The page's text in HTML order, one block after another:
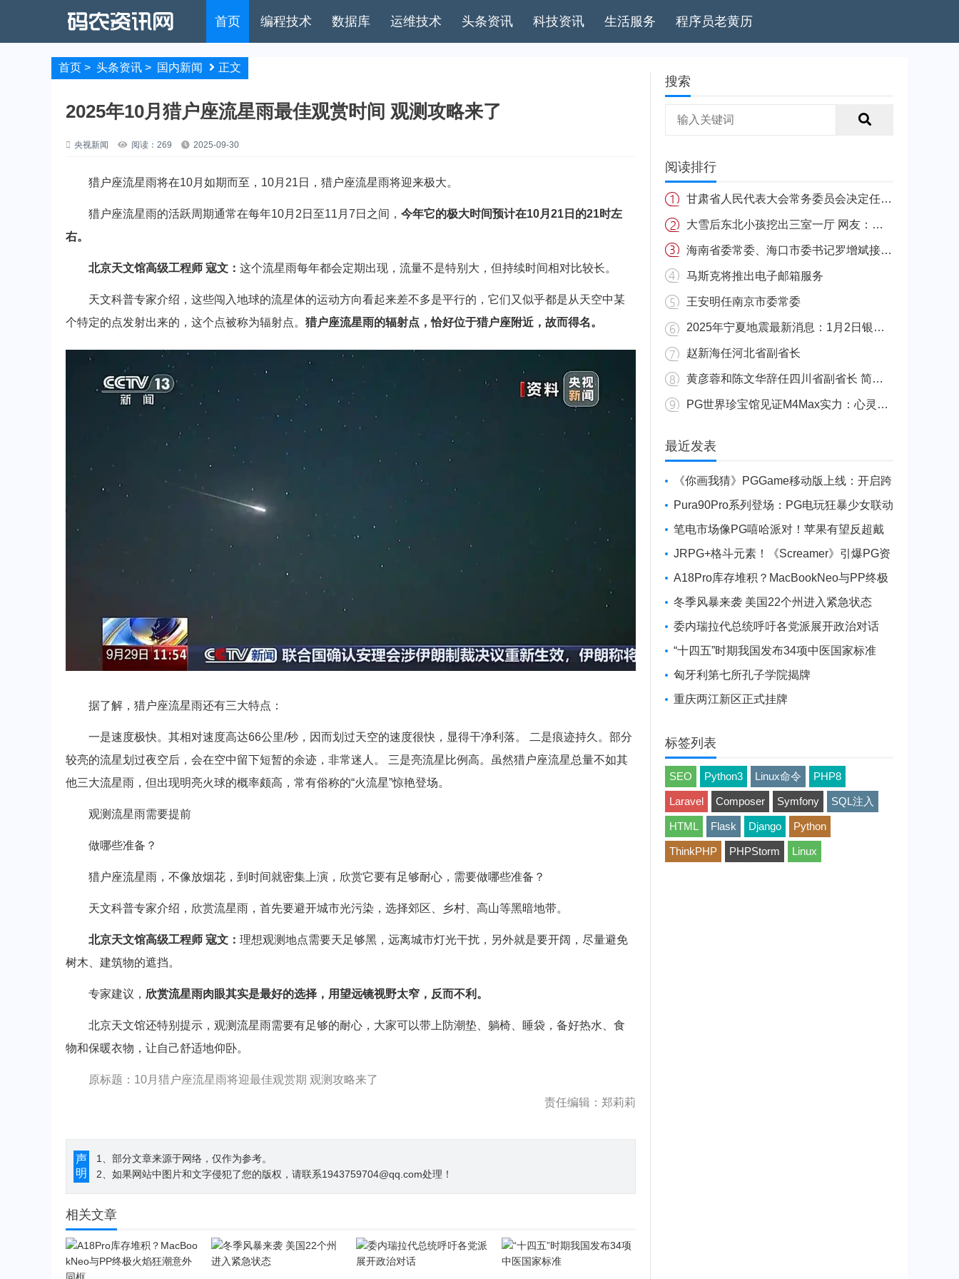
首页 编程技术 数据库 运维技术 头条资讯 科技资讯 生活服务 程序员老黄历
首页 > 头条资讯 > 国内新闻 正文
2025年10月猎户座流星雨最佳观赏时间 观测攻略来了
央视新闻 阅读：269 2025-09-30
猎户座流星雨将在10月如期而至，10月21日，猎户座流星雨将迎来极大。
猎户座流星雨的活跃周期通常在每年10月2日至11月7日之间， 今年它的极大时间预计在10月21日的21时左
右。
北京天文馆高级工程师 寇文： 这个流星雨每年都会定期出现，流量不是特别大，但持续时间相对比较长。
天文科普专家介绍，这些闯入地球的流星体的运动方向看起来差不多是平行的，它们又似乎都是从天空中某
个特定的点发射出来的，这个点被称为辐射点。 猎户座流星雨的辐射点，恰好位于猎户座附近，故而得名。
据了解，猎户座流星雨还有三大特点：
一是速度极快。其相对速度高达66公里/秒，因而划过天空的速度很快，显得干净利落。 二是痕迹持久。部分
较亮的流星划过夜空后，会在空中留下短暂的余迹，非常迷人。 三是亮流星比例高。虽然猎户座流星总量不如其
他三大流星雨，但出现明亮火球的概率颇高，常有俗称的“火流星”惊艳登场。
观测流星雨需要提前
做哪些准备？
猎户座流星雨，不像放烟花，到时间就密集上演，欣赏它要有足够耐心，需要做哪些准备？
天文科普专家介绍，欣赏流星雨，首先要避开城市光污染，选择郊区、乡村、高山等黑暗地带。
北京天文馆高级工程师 寇文： 理想观测地点需要天足够黑，远离城市灯光干扰，另外就是要开阔，尽量避免
树木、建筑物的遮挡。
专家建议， 欣赏流星雨肉眼其实是最好的选择，用望远镜视野太窄，反而不利。
北京天文馆还特别提示，观测流星雨需要有足够的耐心，大家可以带上防潮垫、躺椅、睡袋，备好热水、食
物和保暖衣物，让自己舒适地仰卧。
原标题：10月猎户座流星雨将迎最佳观赏期 观测攻略来了
责任编辑：郑莉莉
声
明
1、部分文章来源于网络，仅作为参考。
2、如果网站中图片和文字侵犯了您的版权，请联系1943759704@qq.com处理！
相关文章
搜索
阅读排行
甘肃省人民代表大会常务委员会决定任免名单
大雪后东北小孩挖出三室一厅 网友：南方的娃很羡慕
海南省委常委、海口市委书记罗增斌接受中央纪委国家监委纪律审查和监察调查
马斯克将推出电子邮箱服务
王安明任南京市委常委
2025年宁夏地震最新消息：1月2日银川发生4.8级地震
赵新海任河北省副省长
黄彦蓉和陈文华辞任四川省副省长 简历资料照片
PG世界珍宝馆见证M4Max实力：心灵杀手2竟轻松跑出80FPS！
最近发表
《你画我猜》PGGame移动版上线：开启跨
平台互动新玩法
Pura90Pro系列登场：PG电玩狂暴少女联动
旗舰性能升级
笔电市场像PG嘻哈派对！苹果有望反超戴
尔进前三
JRPG+格斗元素！《Screamer》引爆PG资
讯手游新焦点
A18Pro库存堆积？MacBookNeo与PP终极
火焰狂潮意外同框
冬季风暴来袭 美国22个州进入紧急状态
委内瑞拉代总统呼吁各党派展开政治对话
“十四五”时期我国发布34项中医国家标准
匈牙利第七所孔子学院揭牌
重庆两江新区正式挂牌
标签列表
SEO Python3 Linux命令 PHP8
Laravel Composer Symfony SQL注入
HTML Flask Django Python
ThinkPHP PHPStorm Linux